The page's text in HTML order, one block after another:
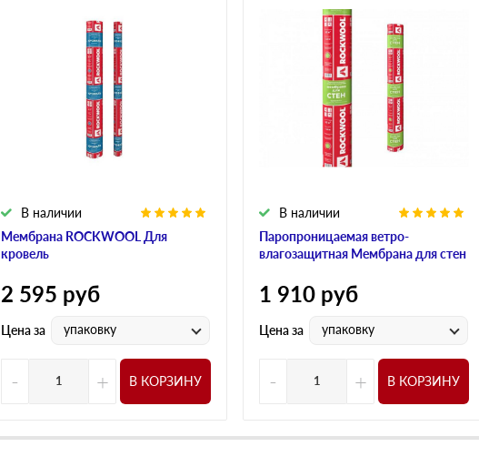
Мембрана ROCKWOOL Для
кровель
В наличии
2 595 руб
Цена за упаковку
- + В КОРЗИНУ
Паропроницаемая ветро-
влагозащитная Мембрана для стен
В наличии
1 910 руб
Цена за упаковку
- + В КОРЗИНУ